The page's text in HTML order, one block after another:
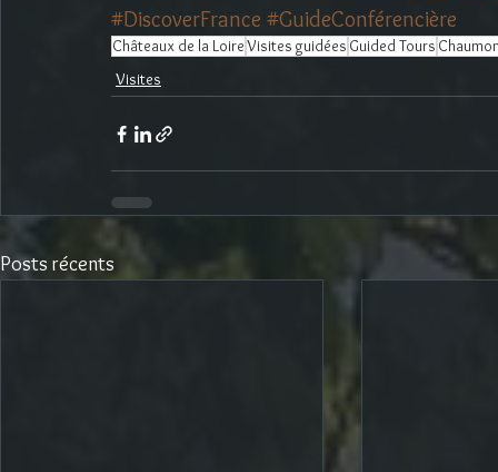
#DiscoverFrance #GuideConférencière
Châteaux de la LoireVisites guidées Guided Tours
Visites
Posts récents